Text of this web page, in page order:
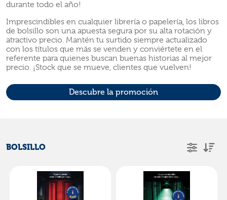
durante todo el año!
Imprescindibles en cualquier librería o papelería, los libros
de bolsillo son una apuesta segura por su alta rotación y
atractivo precio. Mantén tu surtido siempre actualizado
con los títulos que más se venden y conviértete en el
referente para quienes buscan buenas historias al mejor
precio. ¡Stock que se mueve, clientes que vuelven!
Descubre la promoción
BOLSILLO